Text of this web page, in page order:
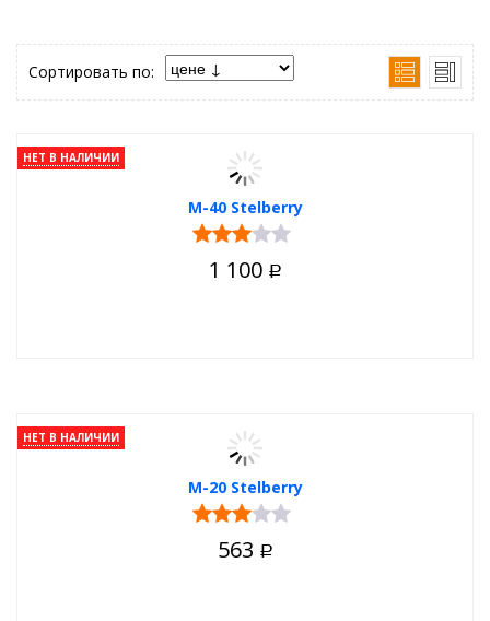
Сортировать по:
М-40 Stelberry
НЕТ В НАЛИЧИИ
1 100 Р
М-20 Stelberry
НЕТ В НАЛИЧИИ
563 Р